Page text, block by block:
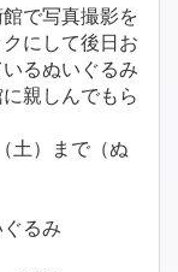
で写真撮影を
にして後日お
るぬいぐるみ
親しんでもら
土）まで（ぬ
るみ